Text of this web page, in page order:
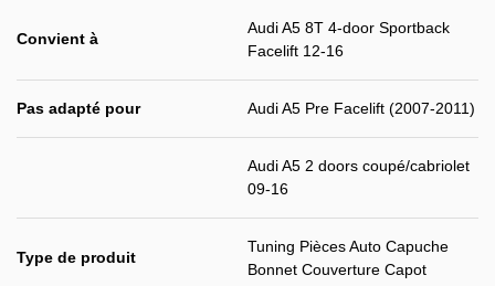
Convient à
Audi A5 8T 4-door Sportback
Facelift 12-16
Pas adapté pour Audi A5 Pre Facelift (2007-2011)
Audi A5 2 doors coupé/cabriolet
09-16
Type de produit
Tuning Pièces Auto Capuche
Bonnet Couverture Capot